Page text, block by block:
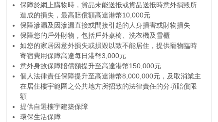
保障於網上購物時，貨品未能送抵或貨品送抵時意外損毀所
造成的損失，最高賠償額高達港幣10,000元
保障滲漏及因滲漏直接或間接引起的人身損害或財物損失
保障您的戶外財物，包括戶外桌椅、洗衣機及雪櫃
如您的家居因意外損失或損毀以致不能居住，提供寵物臨時
寄宿費用保障高達每日港幣3,000元
意外身故保障賠償額提升至高達港幣150,000元
個人法律責任保障提升至高達港幣8,000,000元，及取消業主
在居住樓宇範圍之公共地方所招致的法律責任的分項賠償限
額
提供自選樓宇建築保障
環保生活保障